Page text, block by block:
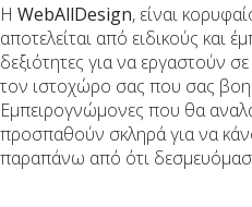
Η WebAllDesign, είναι
αποτελείται από ειδικούς και
δεξιότητες για να εργαστούν
τον ιστοχώρο σας που σας
Εμπειρογνώμονες που θα
προσπαθούν σκληρά για να
παραπάνω από ότι